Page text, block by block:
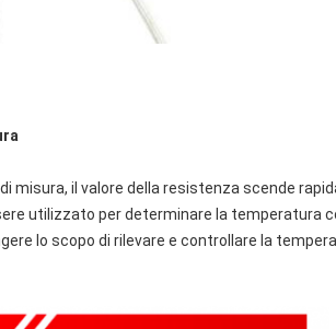
misura, il valore della resistenza scende
utilizzato per determinare la temperatura
lo scopo di rilevare e controllare la